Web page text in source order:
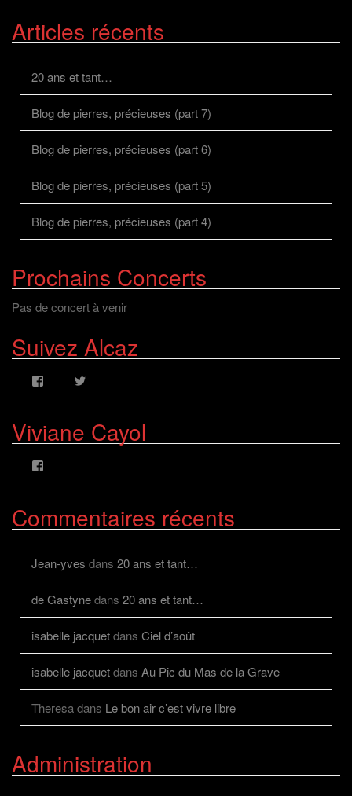
Articles récents
20 ans et tant…
Blog de pierres, précieuses (part 7)
Blog de pierres, précieuses (part 6)
Blog de pierres, précieuses (part 5)
Blog de pierres, précieuses (part 4)
Prochains Concerts
Pas de concert à venir
Suivez Alcaz
AlcazFR
sur
Voir
alcazfr
sur
Viviane Cayol
viviane.cayolalcaz
sur
Commentaires récents
Jean-yves dans 20 ans et tant…
de Gastynedans 20 ans et tant…
isabelle jacquetdans Ciel d’août
isabelle jacquetdans Au Pic du Mas de la Grave
Theresadans Le bon air c’est vivre libre
Administration